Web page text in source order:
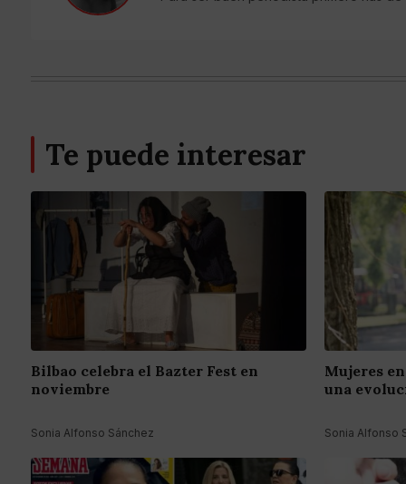
Te puede interesar
Bilbao celebra el Bazter Fest en
noviembre
Sonia Alfonso Sánchez
Mujeres
una
Sonia Alfonso